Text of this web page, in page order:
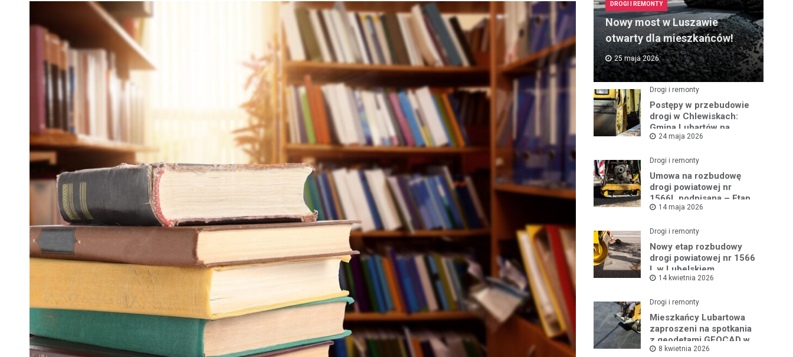
DROGI I REMONTY
Nowy most w Luszawie
otwarty dla mieszkańców!
25 maja 2026
Drogi i remonty
Postępy w przebudowie
drogi w Chlewiskach:
Gmina Lubartów na
miejscu inwestycji
24 maja 2026
Drogi i remonty
Umowa na rozbudowę
drogi powiatowej nr
1566L podpisana – Etap
III w toku
14 maja 2026
Drogi i remonty
Nowy etap rozbudowy
drogi powiatowej nr 1566
L w Lubelskiem
14 kwietnia 2026
Drogi i remonty
Mieszkańcy Lubartowa
zaproszeni na spotkania
z geodetami GEOCAD w
sprawie budowy S19
8 kwietnia 2026